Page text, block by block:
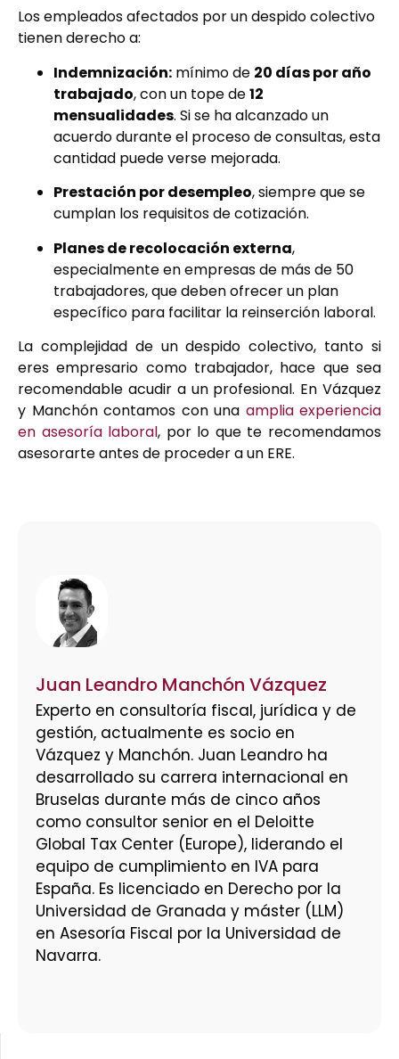
Los empleados afectados por un despido colectivo
tienen derecho a:
Indemnización: mínimo de 20 días por año
trabajado, con un tope de12
mensualidades. Si se ha alcanzado un
acuerdo durante el proceso de consultas, esta
cantidad puede verse mejorada.
Prestación por desempleo, siempre que se
cumplan los requisitos de cotización.
Planes de recolocación externa,
especialmente en empresas de más de 50
trabajadores, que deben ofrecer un plan
específico para facilitar la reinserción laboral.
La complejidad de un despido colectivo, tanto si
eres empresario como trabajador, hace que sea
recomendable acudir a un profesional. En Vázquez
y Manchón contamos con una amplia experiencia
en asesoría laboral, por lo que te recomendamos
asesorarte antes de proceder a un ERE.
Juan Leandro Manchón Vázquez
Experto en consultoría fiscal, jurídica y de
gestión, actualmente es socio en
Vázquez y Manchón. Juan Leandro ha
desarrollado su carrera internacional en
Bruselas durante más de cinco años
como consultor senior en el Deloitte
Global Tax Center (Europe), liderando el
equipo de cumplimiento en IVA para
España. Es licenciado en Derecho por la
Universidad de Granada y máster (LLM)
en Asesoría Fiscal por la Universidad de
Navarra.